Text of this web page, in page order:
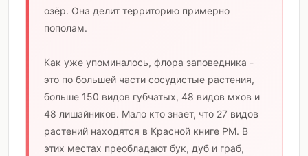
озёр. Она делит территорию примерно
пополам.
Как уже упоминалось, флора заповедника -
это по большей части сосудистые растения,
больше 150 видов губчатых, 48 видов мхов и
48 лишайников. Мало кто знает, что 27 видов
растений находятся в Красной книге РМ. В
этих местах преобладают бук, дуб и граб,